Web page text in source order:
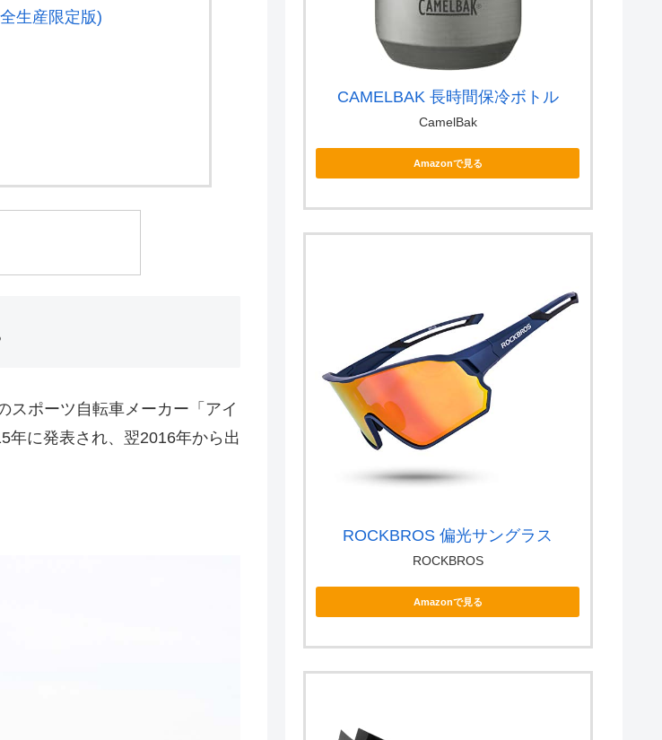
生産限定版)
スポーツ自転車メーカー「アイ
年に発表され、翌2016年から出
CAMELBAK 長時間保冷ボトル
CamelBak
Amazonで見る
ROCKBROS 偏光サングラス
ROCKBROS
Amazonで見る